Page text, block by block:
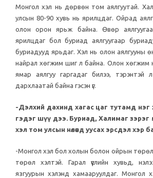
Монгол хэл нь дөрвөн том аялгуутай.
улсын 80-90 хувь нь ярилцдаг. Ойрад
олон орон ярьж байна. Өвөр
ярилцдаг бол буриад аялгуугаар
буриадууд ярьдаг. Хэл нь олон аялгууны
найрал хөгжим шиг л байна. Олон хөгжим
ямар аялгуу гаргадаг билээ, тэрэнтэй
дархлаатай байна гэсэн үг.
-Дэлхий дахинд хагас цаг тутамд нэг
гэдэг шүү дээ. Буриад, Халимаг зэрэг
хэл том улсын нөлөөнд уусах эрсдэл хэр
-Монгол хэл бол холын болон ойрын төрөл
төрөл хэлтэй. Гарал үүслийн хувьд,
язгуурын хэлэнд хамааруулдаг. Монгол